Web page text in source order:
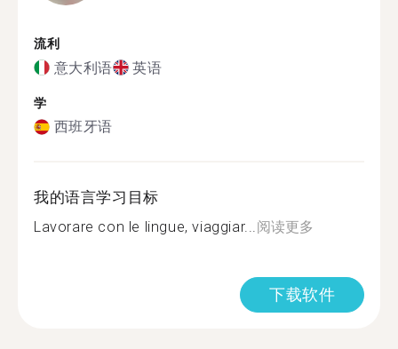
流利
意大利语 英语
学
西班牙语
我的语言学习目标
Lavorare con le lingue, viaggiar...阅读更多
下载软件